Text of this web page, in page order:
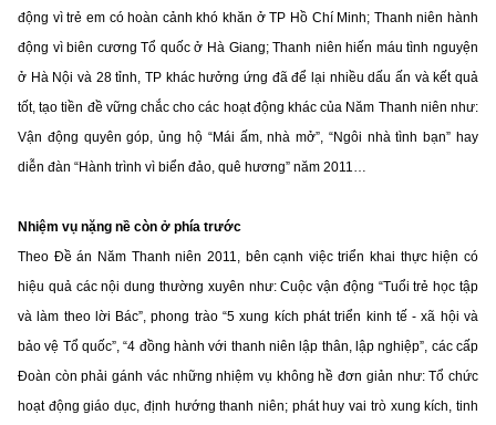
động vì trẻ em có hoàn cảnh khó khăn ở TP Hồ Chí Minh; Thanh niên hành
động vì biên cương Tổ quốc ở Hà Giang; Thanh niên hiến máu tình nguyện
ở Hà Nội và 28 tỉnh, TP khác hưởng ứng đã để lại nhiều dấu ấn và kết quả
tốt, tạo tiền đề vững chắc cho các hoạt động khác của Năm Thanh niên như:
Vận động quyên góp, ủng hộ “Mái ấm, nhà mở”, “Ngôi nhà tình bạn” hay
diễn đàn “Hành trình vì biển đảo, quê hương” năm 2011…
Nhiệm vụ nặng nề còn ở phía trước
Theo Đề án Năm Thanh niên 2011, bên cạnh việc triển khai thực hiện có
hiệu quả các nội dung thường xuyên như: Cuộc vận động “Tuổi trẻ học tập
và làm theo lời Bác”, phong trào “5 xung kích phát triển kinh tế - xã hội và
bảo vệ Tổ quốc”, “4 đồng hành với thanh niên lập thân, lập nghiệp”, các cấp
Đoàn còn phải gánh vác những nhiệm vụ không hề đơn giản như: Tổ chức
hoạt động giáo dục, định hướng thanh niên; phát huy vai trò xung kích, tinh